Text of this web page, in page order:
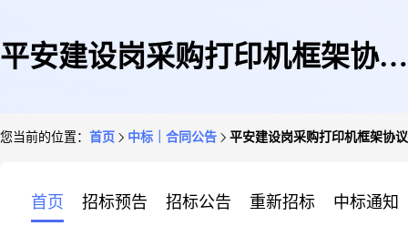
平安建设岗采购打印机框架协议
您当前的位置： 首页 中标｜合同公告 平安建设岗采购打印机框架协
首页 招标预告 招标公告 重新招标 中标通知